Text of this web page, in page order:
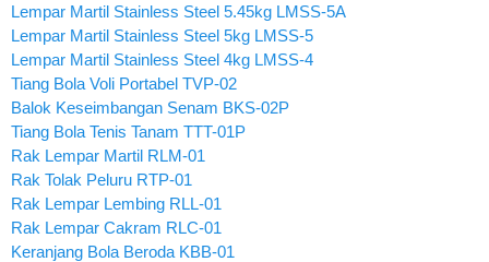
Lempar Martil Stainless Steel 5.45kg LMSS-5A
Lempar Martil Stainless Steel 5kg LMSS-5
Lempar Martil Stainless Steel 4kg LMSS-4
Tiang Bola Voli Portabel TVP-02
Balok Keseimbangan Senam BKS-02P
Tiang Bola Tenis Tanam TTT-01P
Rak Lempar Martil RLM-01
Rak Tolak Peluru RTP-01
Rak Lempar Lembing RLL-01
Rak Lempar Cakram RLC-01
Keranjang Bola Beroda KBB-01